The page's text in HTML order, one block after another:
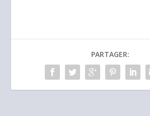
PARTAGER: